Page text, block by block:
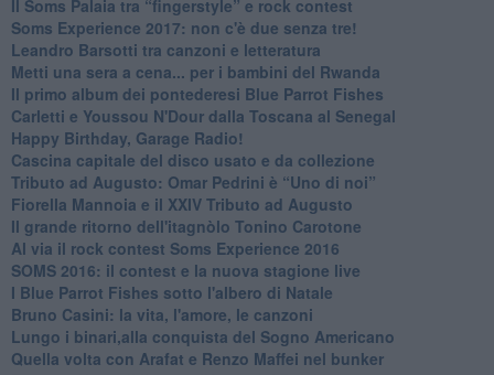
​Il Soms Palaia tra “fingerstyle” e rock contest
Soms Experience 2017: non c'è due senza tre!
​Leandro Barsotti tra canzoni e letteratura
​Metti una sera a cena... per i bambini del Rwanda
​Il primo album dei pontederesi Blue Parrot Fishes
Carletti e Youssou N'Dour dalla Toscana al Senegal
Happy Birthday, Garage Radio!
​Cascina capitale del disco usato e da collezione
Tributo ad Augusto: Omar Pedrini è “Uno di noi”
​Fiorella Mannoia e il XXIV Tributo ad Augusto
Il grande ritorno dell'itagnòlo Tonino Carotone
​Al via il rock contest Soms Experience 2016
​SOMS 2016: il contest e la nuova stagione live
I Blue Parrot Fishes sotto l'albero di Natale
Bruno Casini: la vita, l'amore, le canzoni
​Lungo i binari,alla conquista del Sogno Americano
​Quella volta con Arafat e Renzo Maffei nel bunker